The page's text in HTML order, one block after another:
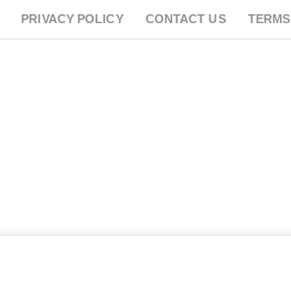
PRIVACY POLICY CONTACT US